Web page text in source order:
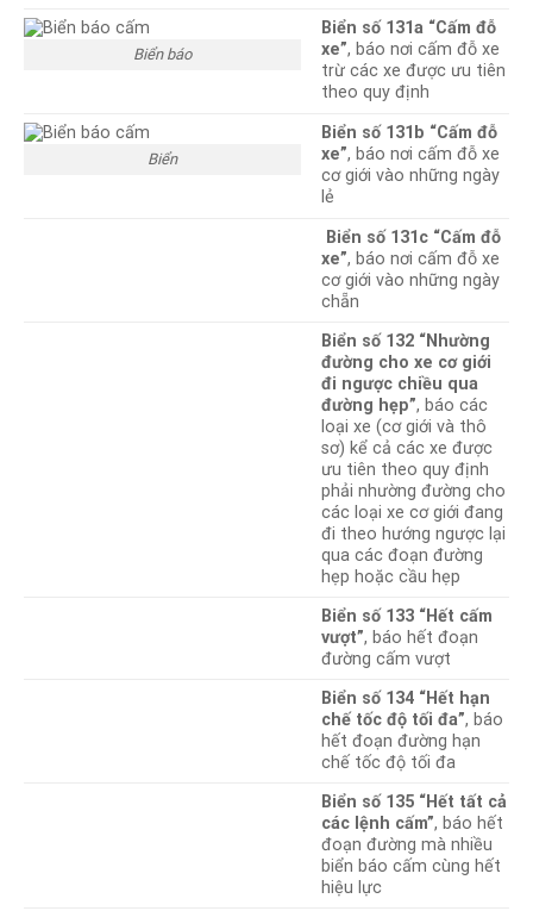
Biển báo
Biển số 131a “Cấm đỗ
xe”, báo nơi cấm đỗ xe
trừ các xe được ưu tiên
theo quy định
Biển
Biển số 131b “Cấm đỗ
xe”, báo nơi cấm đỗ xe
cơ giới vào những ngày
lẻ
Biển số 131c “Cấm đỗ
xe”, báo nơi cấm đỗ xe
cơ giới vào những ngày
chẵn
Biển số 132 “Nhường
đường cho xe cơ giới
đi ngược chiều qua
đường hẹp”, báo các
loại xe (cơ giới và thô
sơ) kể cả các xe được
ưu tiên theo quy định
phải nhường đường cho
các loại xe cơ giới đang
đi theo hướng ngược lại
qua các đoạn đường
hẹp hoặc cầu hẹp
Biển số 133 “Hết cấm
vượt”, báo hết đoạn
đường cấm vượt
Biển số 134 “Hết hạn
chế tốc độ tối đa”, báo
hết đoạn đường hạn
chế tốc độ tối đa
Biển số 135 “Hết tất cả
các lệnh cấm”, báo hết
đoạn đường mà nhiều
biển báo cấm cùng hết
hiệu lực